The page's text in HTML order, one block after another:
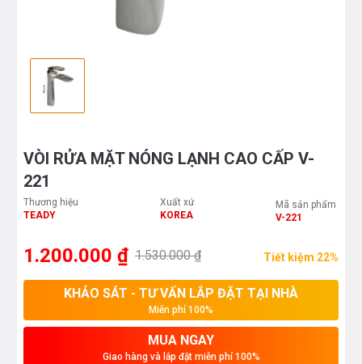
VÒI RỬA MẶT NÓNG LẠNH CAO CẤP V-
221
Thương hiệu
TEADY
Xuất xứ
KOREA
Mã sản phẩm
V-221
1.200.000 ₫ 1.530.000 ₫ Tiết kiệm 22%
KHẢO SÁT - TƯ VẤN LẮP ĐẶT TẠI NHÀ
Miễn phí 100%
MUA NGAY
Giao hàng và lắp đặt miễn phí 100%